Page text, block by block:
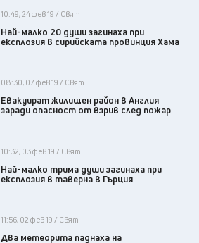
10:49, 24 фев 19 / Свят
Най-малко 20 души загинаха при
експлозия в сирийската провинция Хама
08:30, 07 фев 19 / Свят
Евакуират жилищен район в Англия
заради опасност от взрив след пожар
10:32, 03 фев 19 / Свят
Най-малко трима души загинаха при
експлозия в таверна в Гърция
11:56, 02 фев 19 / Свят
Два метеорита паднаха на